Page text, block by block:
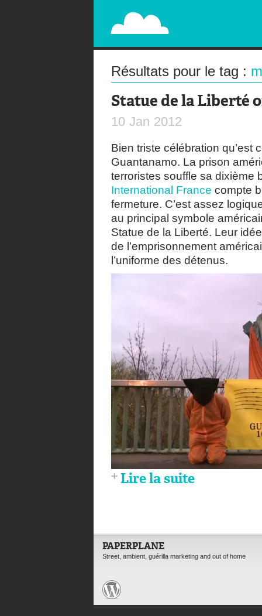
PAPERPLANE
STREET, AMBIENT, GUÉRILLA MARKETING
Résultats pour le tag :
Statue de la Liberté
10 Jan 2012
Bien triste célébration qu’est
Guantanamo. La prison
terroristes souffle sa dixième
International France compte
fermeture. C’est assez
au principal symbole
Statue de la Liberté. Leur
de l’emprisonnement
l’uniforme des détenus.
Lire la suite
PAPERPLANE
Street, ambient, guérilla marketing and out of home